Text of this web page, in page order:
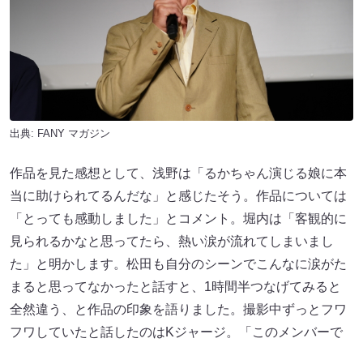
出典: FANY マガジン
作品を見た感想として、浅野は「るかちゃん演じる娘に本
当に助けられてるんだな」と感じたそう。作品については
「とっても感動しました」とコメント。堀内は「客観的に
見られるかなと思ってたら、熱い涙が流れてしまいまし
た」と明かします。松田も自分のシーンでこんなに涙がた
まると思ってなかったと話すと、1時間半つなげてみると
全然違う、と作品の印象を語りました。撮影中ずっとフワ
フワしていたと話したのはKジャージ。「このメンバーで